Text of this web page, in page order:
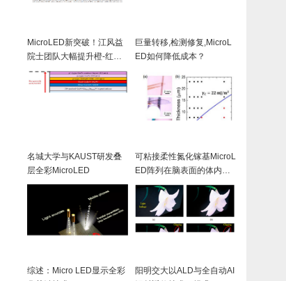
MicroLED新突破！江风益
院士团队大幅提升橙-红光L
ED发光性能
巨量转移,检测修复,MicroL
ED如何降低成本？
名城大学与KAUST研发叠
层全彩MicroLED
可粘接柔性氮化镓基MicroL
ED阵列在脑表面的体内光
遗传刺激
综述：Micro LED显示全彩
阳明交大以ALD与全自动AI